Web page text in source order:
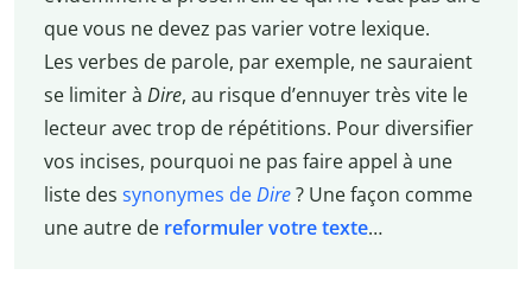
que vous ne devez pas varier votre lexique.
Les verbes de parole, par exemple, ne sauraient
se limiter à Dire, au risque d’ennuyer très vite le
lecteur avec trop de répétitions. Pour diversifier
vos incises, pourquoi ne pas faire appel à une
liste des synonymes deDire? Une façon comme
une autre de reformuler votre texte…